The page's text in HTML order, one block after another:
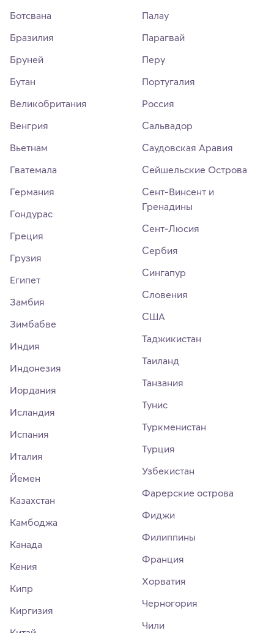
Ботсвана
Бразилия
Бруней
Бутан
Великобритания
Венгрия
Вьетнам
Гватемала
Германия
Гондурас
Греция
Грузия
Египет
Замбия
Зимбабве
Индия
Индонезия
Иордания
Исландия
Испания
Италия
Йемен
Казахстан
Камбоджа
Канада
Кения
Кипр
Киргизия
Палау
Парагвай
Перу
Португалия
Россия
Сальвадор
Саудовская Аравия
Сейшельские Острова
Сент-Винсент и
Гренадины
Сент-Люсия
Сербия
Сингапур
Словения
США
Таджикистан
Таиланд
Танзания
Тунис
Туркменистан
Турция
Узбекистан
Фарерские острова
Фиджи
Филиппины
Франция
Хорватия
Черногория
Чили